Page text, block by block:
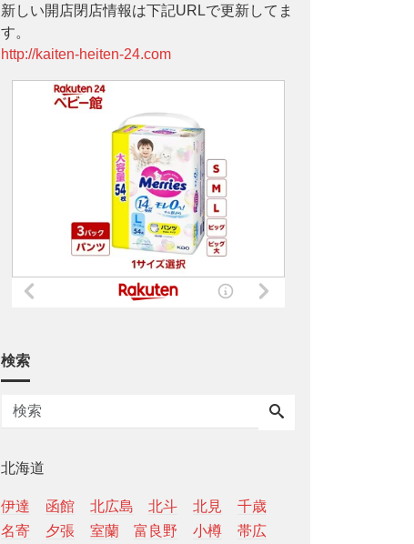
新しい開店閉店情報は下記URLで更新してま
す。
http://kaiten-heiten-24.com
検索
北海道
伊達 函館 北広島 北斗 北見
千歳
名寄
夕張 室蘭 富良野 小樽
帯広